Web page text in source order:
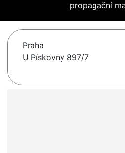
propagační
Praha
U Pískovny 897/7